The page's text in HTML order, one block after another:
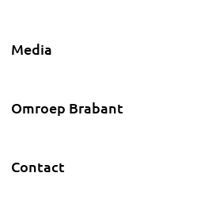
Media
Omroep Brabant
Contact